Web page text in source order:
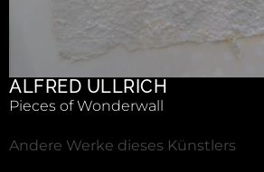
ALFRED ULLRICH
Pieces of Wonderwall
Andere Werke dieses Künstlers